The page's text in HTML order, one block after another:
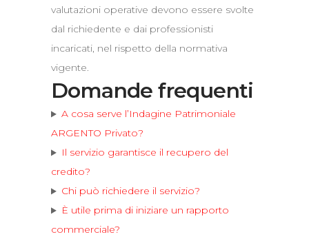
valutazioni operative devono essere svolte
dal richiedente e dai professionisti
incaricati, nel rispetto della normativa
vigente.
Domande frequenti
A cosa serve l’Indagine Patrimoniale
ARGENTO Privato?
Il servizio garantisce il recupero del
credito?
Chi può richiedere il servizio?
È utile prima di iniziare un rapporto
commerciale?